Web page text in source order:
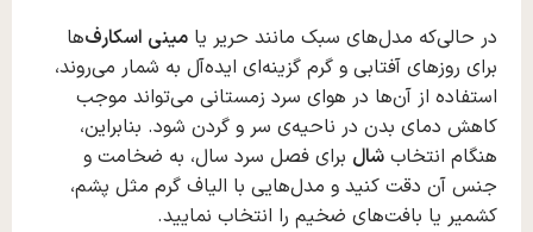
در حالی‌که مدل‌های سبک مانند حریر یا مینی اسکارف‌ها
برای روزهای آفتابی و گرم گزینه‌ای ایده‌آل به شمار می‌روند،
استفاده از آن‌ها در هوای سرد زمستانی می‌تواند موجب
کاهش دمای بدن در ناحیه‌ی سر و گردن شود. بنابراین،
هنگام انتخاب شال برای فصل سرد سال، به ضخامت و
جنس آن دقت کنید و مدل‌هایی با الیاف گرم مثل پشم،
کشمیر یا بافت‌های ضخیم را انتخاب نمایید.